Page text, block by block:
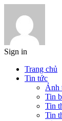
Sign in
Trang chủ
Tin tức
Ảnh
Tin
Tin
Tin